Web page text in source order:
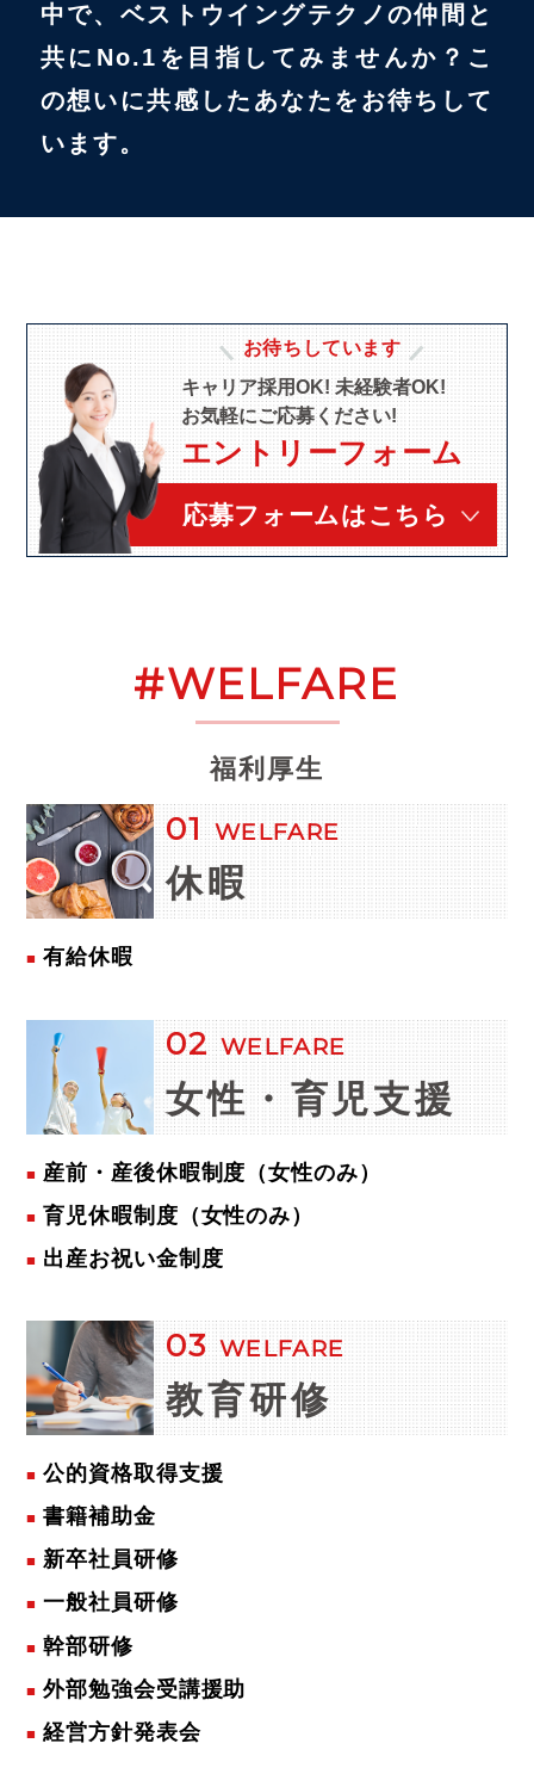
中で、ベストウイングテクノの仲間と
共にNo.1を目指してみませんか？こ
の想いに共感したあなたをお待ちして
います。
お待ちしています
キャリア採用OK! 未経験者OK!
お気軽にご応募ください!
エントリーフォーム
応募フォームはこちら
#WELFARE
福利厚生
01 WELFARE
休暇
有給休暇
02 WELFARE
女性・育児支援
産前・産後休暇制度（女性のみ）
育児休暇制度（女性のみ）
出産お祝い金制度
03 WELFARE
教育研修
公的資格取得支援
書籍補助金
新卒社員研修
一般社員研修
幹部研修
外部勉強会受講援助
経営方針発表会